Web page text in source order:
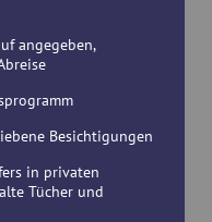
angegeben,
Besichtigungen
in privaten
Tücher und